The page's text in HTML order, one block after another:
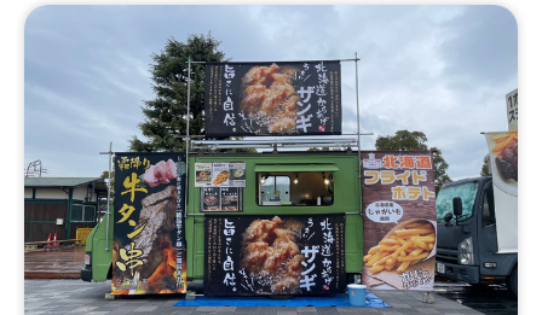
ーエール、コーラ、ウーロン茶、オレンジジュース、ジム
ビームハイボール、アサヒマルエフ、ポテからセット、え
だまめ、フランクフルト、アメリカンドッグ、メガポテか
ら、メガポテト、ポテト屋さんの唐揚げMINI、ポテト屋さ
んの唐揚げ、ポテト屋さんが作るからあげ弁当、ポテト屋
さんがつくるミックスフライ弁当、ポテト屋さんが作る手
作りアジフライお弁当、ポテト屋さんがつくる手作りシャ
ケ弁当、そらとぶ幸せの怒りんぼうアラビアータ、そらと
ぶ幸せのイタリアンミートソース、そらとぶ幸せのインド
からの贈り物キーマカレー、そらとぶ幸せのねぎたっぷり
お好み焼きソース、そらとぶ幸せのウェッジカットポテト
フライ、そらとぶ幸せのストレートカットポテトフライ